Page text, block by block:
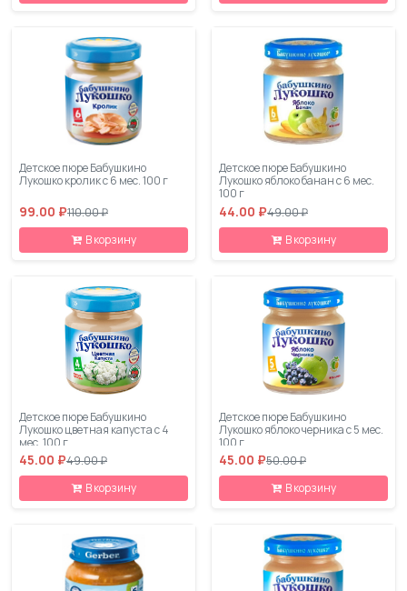
Детское пюре Бабушкино
Лукошко кролик с 6 мес. 100 г
99.00 ₽110.00 ₽
В корзину
Детское пюре Бабушкино
Лукошко яблоко банан с 6 мес.
100 г
44.00 ₽49.00 ₽
В корзину
Детское пюре Бабушкино
Лукошко цветная капуста с 4
мес. 100 г
45.00 ₽49.00 ₽
В корзину
Детское пюре Бабушкино
Лукошко яблоко черника с 5 мес.
100 г
45.00 ₽50.00 ₽
В корзину